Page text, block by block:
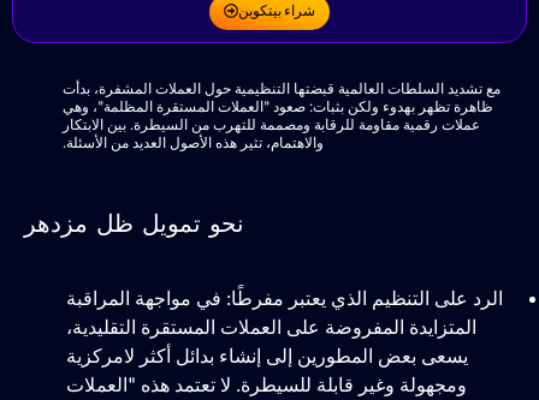
شراء بيتكوين
مع تشديد السلطات العالمية قبضتها التنظيمية حول العملات المشفرة، بدأت
ظاهرة تظهر بهدوء ولكن بثبات: صعود "العملات المستقرة المظلمة"، وهي
عملات رقمية مقاومة للرقابة ومصممة للتهرب من السيطرة. بين الابتكار
والاهتمام، تثير هذه الأصول العديد من الأسئلة.
نحو تمويل ظل مزدهر
الرد على التنظيم الذي يعتبر مفرطًا: في مواجهة المراقبة
المتزايدة المفروضة على العملات المستقرة التقليدية،
يسعى بعض المطورين إلى إنشاء بدائل أكثر لامركزية
ومجهولة وغير قابلة للسيطرة. لا تعتمد هذه "العملات